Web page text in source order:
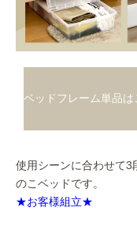
ベッドフレーム単品は
使用シーンに合わせて3
のこベッドです。
★お客様組立★